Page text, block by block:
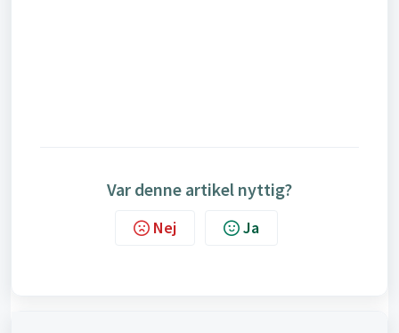
Var denne artikel nyttig?
Nej Ja